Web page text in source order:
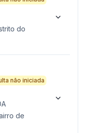
do
não iniciada
de